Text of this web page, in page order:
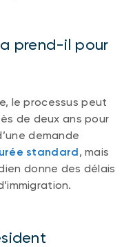
prend-il pour
le processus peut
de deux ans pour
demande
standard, mais
donne des délais